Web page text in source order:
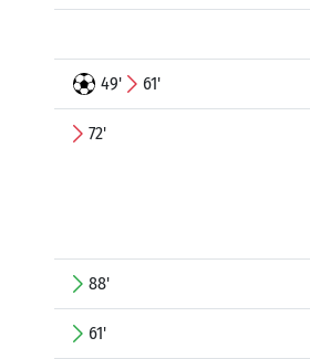
49' 61'
72'
88'
61'